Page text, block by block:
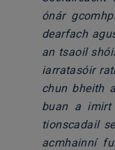
ónár
dearfach
an tsaoil
iarratasóir
chun bheith
buan a
tionscadail
acmhainní